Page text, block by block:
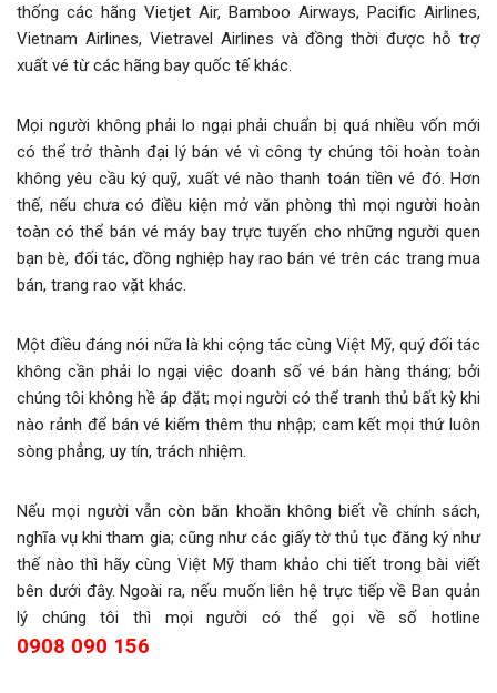
thống các hãng Vietjet Air, Bamboo Airways, Pacific Airlines,
Vietnam Airlines, Vietravel Airlines và đồng thời được hỗ trợ
xuất vé từ các hãng bay quốc tế khác.
Mọi người không phải lo ngại phải chuẩn bị quá nhiều vốn mới
có thể trở thành đại lý bán vé vì công ty chúng tôi hoàn toàn
không yêu cầu ký quỹ, xuất vé nào thanh toán tiền vé đó. Hơn
thế, nếu chưa có điều kiện mở văn phòng thì mọi người hoàn
toàn có thể bán vé máy bay trực tuyến cho những người quen
bạn bè, đối tác, đồng nghiệp hay rao bán vé trên các trang mua
bán, trang rao vặt khác.
Một điều đáng nói nữa là khi cộng tác cùng Việt Mỹ, quý đối tác
không cần phải lo ngại việc doanh số vé bán hàng tháng; bởi
chúng tôi không hề áp đặt; mọi người có thể tranh thủ bất kỳ khi
nào rảnh để bán vé kiếm thêm thu nhập; cam kết mọi thứ luôn
sòng phẳng, uy tín, trách nhiệm.
Nếu mọi người vẫn còn băn khoăn không biết về chính sách,
nghĩa vụ khi tham gia; cũng như các giấy tờ thủ tục đăng ký như
thế nào thì hãy cùng Việt Mỹ tham khảo chi tiết trong bài viết
bên dưới đây. Ngoài ra, nếu muốn liên hệ trực tiếp về Ban quản
lý chúng tôi thì mọi người có thể gọi về số hotline
0908 090 156